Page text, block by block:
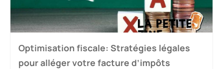
Optimisation fiscale: Stratégies légales
pour alléger votre facture d’impôts